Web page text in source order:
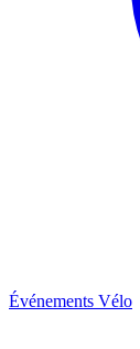
Événements Vélo